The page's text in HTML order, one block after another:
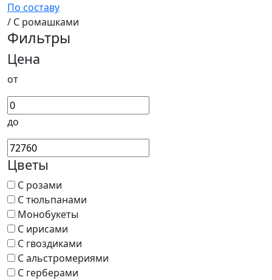
По составу
/ С ромашками
Фильтры
Цена
от
до
Цветы
С розами
С тюльпанами
Монобукеты
С ирисами
С гвоздиками
С альстромериями
С герберами